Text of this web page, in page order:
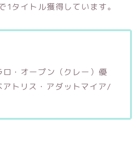
1タイトル獲得しています。
・オープン（クレー）優
トリス・アダットマイア/